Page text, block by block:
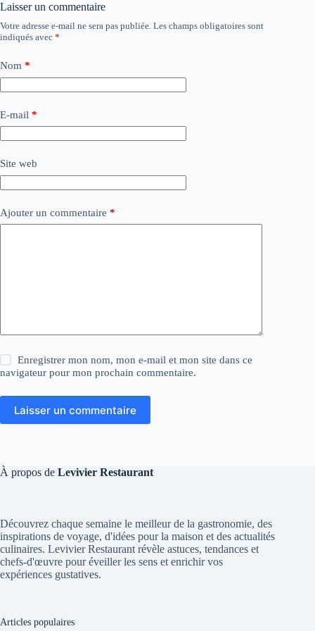
Laisser un commentaire
Votre adresse e-mail ne sera pas publiée. Les champs obligatoires sont
indiqués avec *
Nom *
E-mail *
Site web
Ajouter un commentaire *
Enregistrer mon nom, mon e-mail et mon site dans ce
navigateur pour mon prochain commentaire.
Laisser un commentaire
À propos de Levivier Restaurant
Découvrez chaque semaine le meilleur de la gastronomie, des
inspirations de voyage, d'idées pour la maison et des actualités
culinaires. Levivier Restaurant révèle astuces, tendances et
chefs-d'œuvre pour éveiller les sens et enrichir vos
expériences gustatives.
Articles populaires